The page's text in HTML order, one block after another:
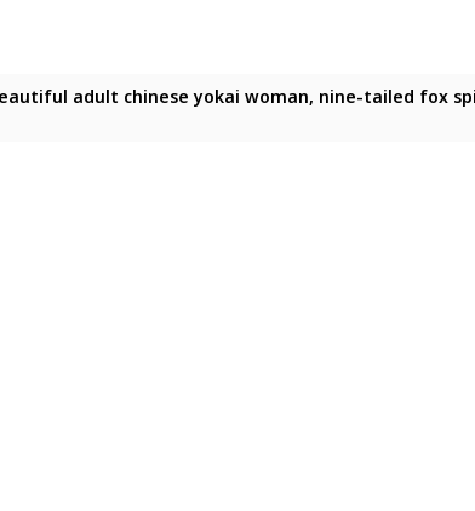
adult chinese yokai woman, nine-tailed fox